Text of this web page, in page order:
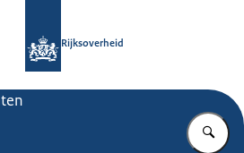
Rijksoverheid